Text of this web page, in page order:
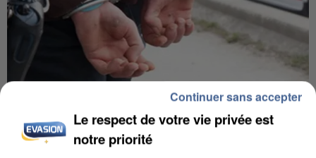
MAFIA INTERPELLÉ EN ALGÉRIE
Le respect de votre vie privée est
notre priorité
Continuer sans accepter